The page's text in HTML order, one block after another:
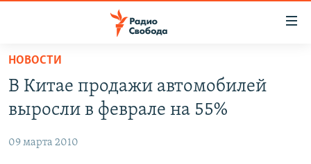
упрощенного
доступа
основному
АВТОРСКИЕ ПРОЕКТЫ
ЦИТАТЫ СВОБОДЫ
НОВОСТИ
В Китае продажи автомобилей
выросли в феврале на 55%
09 марта 2010